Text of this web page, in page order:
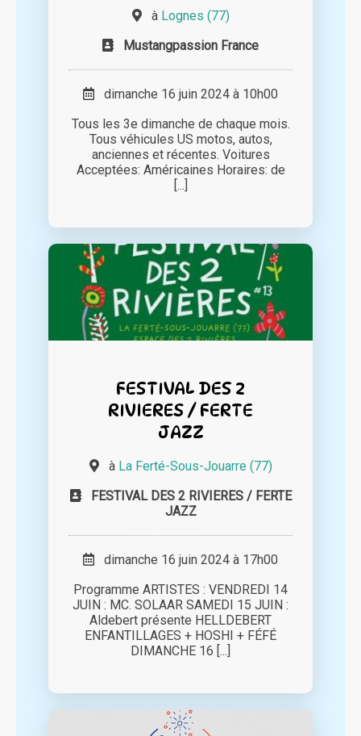
à Lognes (77)
Mustangpassion France
dimanche 16 juin 2024 à 10h00
Tous les 3e dimanche de chaque mois.
Tous véhicules US motos, autos,
anciennes et récentes. Voitures
Acceptées: Américaines Horaires: de
[...]
FESTIVAL DES 2
RIVIERES / FERTE
JAZZ
à La Ferté-Sous-Jouarre (77)
FESTIVAL DES 2 RIVIERES / FERTE
JAZZ
dimanche 16 juin 2024 à 17h00
Programme ARTISTES : VENDREDI 14
JUIN : MC. SOLAAR SAMEDI 15 JUIN :
Aldebert présente HELLDEBERT
ENFANTILLAGES + HOSHI + FÉFÉ
DIMANCHE 16 [...]